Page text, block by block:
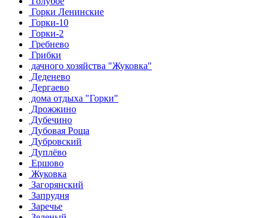
Горки Ленинские
Горки-10
Горки-2
Гребнево
Грибки
дачного хозяйства "Жуковка"
Деденево
Дергаево
дома отдыха "Горки"
Дрожжино
Дубечино
Дубовая Роща
Дубровский
Дуплёво
Ершово
Жуковка
Загорянский
Запрудня
Заречье